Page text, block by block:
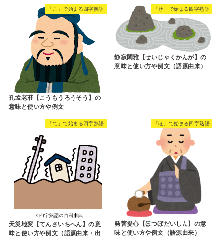
「こ」で始まる四字熟語
孔孟老荘【こうもうろうそう】の
意味と使い方や例文
「せ」で始まる四字熟語
静寂閑雅【せいじゃくかんが】の
意味と使い方や例文（語源由来）
「て」で始まる四字熟語
天災地変【てんさいちへん】の意
味と使い方や例文（語源由来・出
「ほ」で始まる四字熟語
発菩提心【ほつぼだいしん】の意
味と使い方や例文（語源由来）